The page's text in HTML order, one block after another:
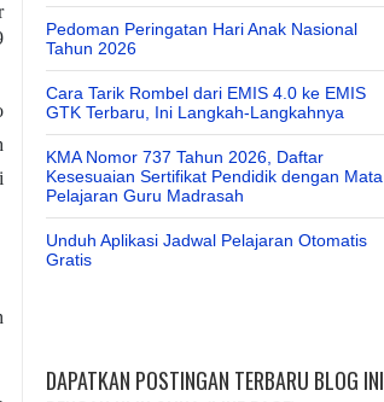
Pedoman Peringatan Hari Anak Nasional
Tahun 2026
Cara Tarik Rombel dari EMIS 4.0 ke EMIS
GTK Terbaru, Ini Langkah-Langkahnya
KMA Nomor 737 Tahun 2026, Daftar
Kesesuaian Sertifikat Pendidik dengan Mata
Pelajaran Guru Madrasah
Unduh Aplikasi Jadwal Pelajaran Otomatis
Gratis
DAPATKAN POSTINGAN TERBARU BLOG INI